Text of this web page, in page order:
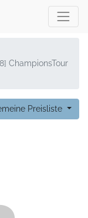
ChampionsTour
Preisliste